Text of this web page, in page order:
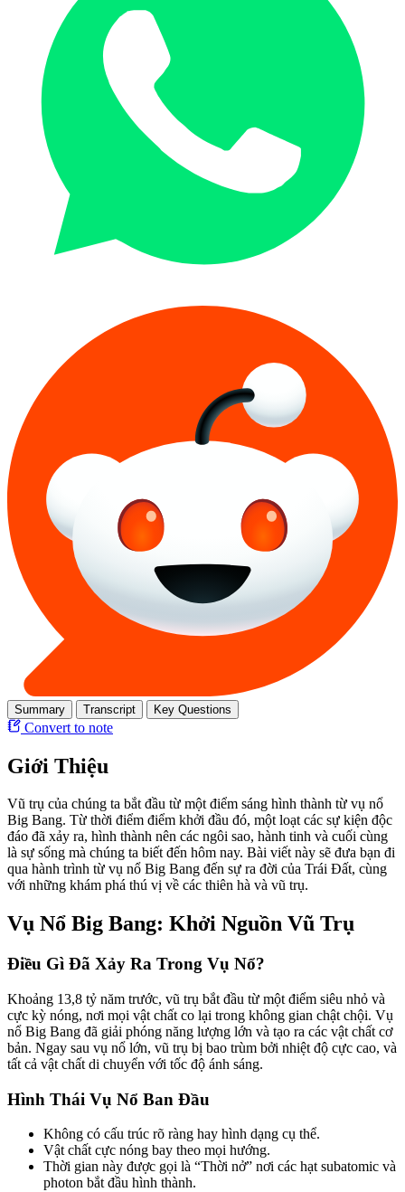
Summary Transcript Key Questions
Convert to note
Giới Thiệu
Vũ trụ của chúng ta bắt đầu từ một điểm sáng hình thành từ vụ nổ
Big Bang. Từ thời điểm điểm khởi đầu đó, một loạt các sự kiện độc
đáo đã xảy ra, hình thành nên các ngôi sao, hành tinh và cuối cùng
là sự sống mà chúng ta biết đến hôm nay. Bài viết này sẽ đưa bạn đi
qua hành trình từ vụ nổ Big Bang đến sự ra đời của Trái Đất, cùng
với những khám phá thú vị về các thiên hà và vũ trụ.
Vụ Nổ Big Bang: Khởi Nguồn Vũ Trụ
Điều Gì Đã Xảy Ra Trong Vụ Nổ?
Khoảng 13,8 tỷ năm trước, vũ trụ bắt đầu từ một điểm siêu nhỏ và
cực kỳ nóng, nơi mọi vật chất co lại trong không gian chật chội. Vụ
nổ Big Bang đã giải phóng năng lượng lớn và tạo ra các vật chất cơ
bản. Ngay sau vụ nổ lớn, vũ trụ bị bao trùm bởi nhiệt độ cực cao, và
tất cả vật chất di chuyển với tốc độ ánh sáng.
Hình Thái Vụ Nổ Ban Đầu
Không có cấu trúc rõ ràng hay hình dạng cụ thể.
Vật chất cực nóng bay theo mọi hướng.
Thời gian này được gọi là “Thời nở” nơi các hạt subatomic và
photon bắt đầu hình thành.